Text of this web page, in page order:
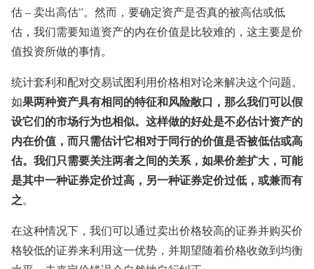
估 – 卖出高估”。然而，要确定资产是否真的被高估或低
估，我们需要知道资产的内在价值是比较难的，这主要是价
值投资所做的事情。
统计套利和配对交易试图利用价格相对论来解决这个问题。
如果两种资产具有相同的特征和风险敞口，那么我们可以假
设它们的市场行为也相似。这样做的好处是不必估计资产的
内在价值，而只需估计它相对于同行的价值是否被低估或高
估。我们只需要关注两者之间的关系，如果价差扩大，可能
是其中一种证券定价过高，另一种证券定价过低，或兼而有
之。
在这种情况下，我们可以通过卖出价格较高的证券并购买价
格较低的证券来利用这一优势，并期望随着价格收敛到均衡